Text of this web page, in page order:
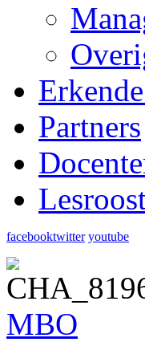
Partners
facebooktwitter youtube
MBO